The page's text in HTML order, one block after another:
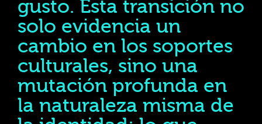
gusto. Esta transición no
solo evidencia un
cambio en los soportes
culturales, sino una
mutación profunda en
la naturaleza misma de